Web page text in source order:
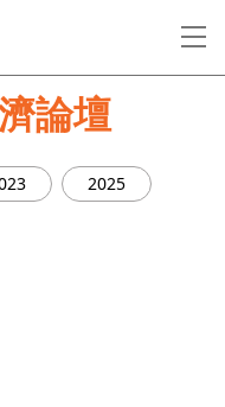
論壇
2025